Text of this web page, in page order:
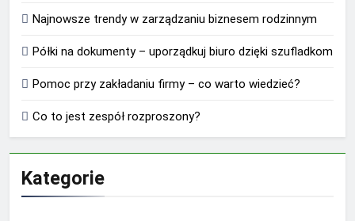
Najnowsze trendy w zarządzaniu biznesem rodzinnym
Półki na dokumenty – uporządkuj biuro dzięki szufladkom
Pomoc przy zakładaniu firmy – co warto wiedzieć?
Co to jest zespół rozproszony?
Kategorie